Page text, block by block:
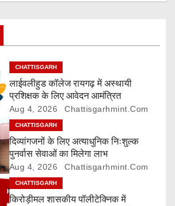
CHATTISGARH
लाईवलीहुड कॉलेज रायगढ़ में अस्थायी
प्रशिक्षक के लिए आवेदन आमंत्रित
Aug 4, 2026 Chattisgarhmint.com
CHATTISGARH
दिव्यांगजनों के लिए अत्याधुनिक निःशुल्क
पुनर्वास सेवाओं का मिलेगा लाभ
Aug 4, 2026 Chattisgarhmint.com
CHATTISGARH
किरोड़ीमल शासकीय पॉलीटेक्निक में